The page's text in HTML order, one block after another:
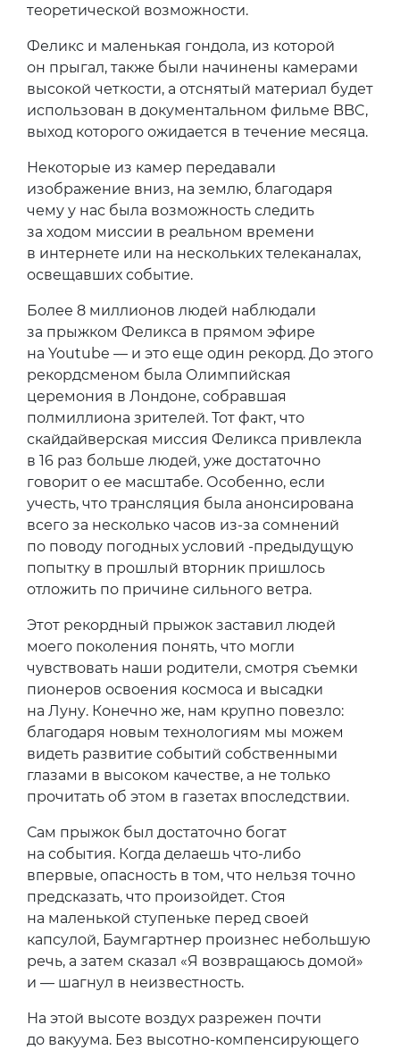
теоретической возможности.
Феликс и маленькая гондола, из которой
он прыгал, также были начинены камерами
высокой четкости, а отснятый материал будет
использован в документальном фильме BBC,
выход которого ожидается в течение месяца.
Некоторые из камер передавали
изображение вниз, на землю, благодаря
чему у нас была возможность следить
за ходом миссии в реальном времени
в интернете или на нескольких телеканалах,
освещавших событие.
Более 8 миллионов людей наблюдали
за прыжком Феликса в прямом эфире
на Youtube — и это еще один рекорд. До этого
рекордсменом была Олимпийская
церемония в Лондоне, собравшая
полмиллиона зрителей. Тот факт, что
скайдайверская миссия Феликса привлекла
в 16 раз больше людей, уже достаточно
говорит о ее масштабе. Особенно, если
учесть, что трансляция была анонсирована
всего за несколько часов из-за сомнений
по поводу погодных условий -предыдущую
попытку в прошлый вторник пришлось
отложить по причине сильного ветра.
Этот рекордный прыжок заставил людей
моего поколения понять, что могли
чувствовать наши родители, смотря съемки
пионеров освоения космоса и высадки
на Луну. Конечно же, нам крупно повезло:
благодаря новым технологиям мы можем
видеть развитие событий собственными
глазами в высоком качестве, а не только
прочитать об этом в газетах впоследствии.
Сам прыжок был достаточно богат
на события. Когда делаешь что-либо
впервые, опасность в том, что нельзя точно
предсказать, что произойдет. Стоя
на маленькой ступеньке перед своей
капсулой, Баумгартнер произнес небольшую
речь, а затем сказал «Я возвращаюсь домой»
и — шагнул в неизвестность.
На этой высоте воздух разрежен почти
до вакуума. Без высотно-компенсирующего